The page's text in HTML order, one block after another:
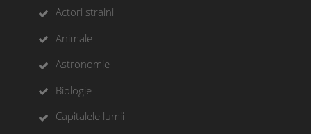
Actori straini
Animale
Astronomie
Biologie
Capitalele lumii